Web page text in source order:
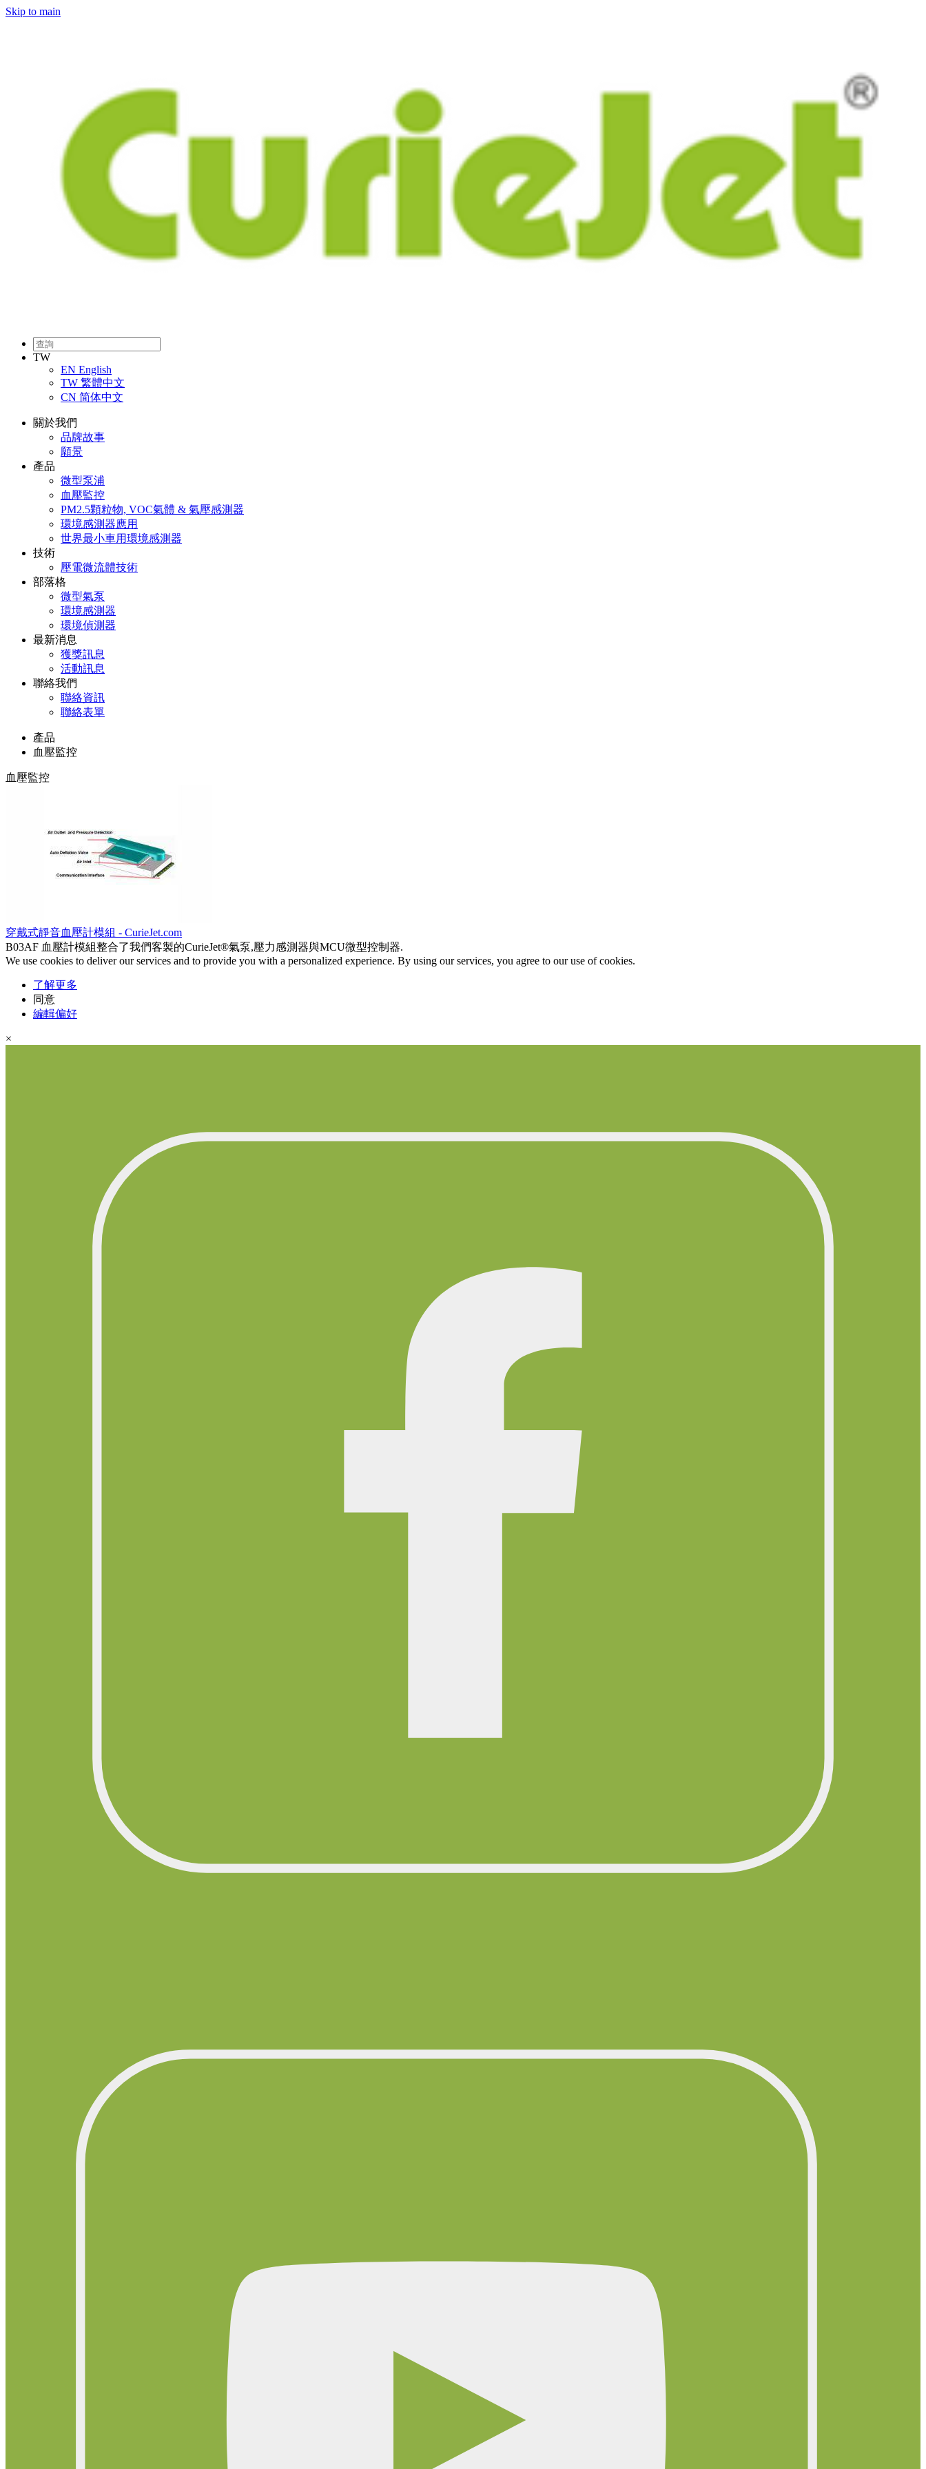
Skip to main
TW
EN English
TW 繁體中文
CN 简体中文
關於我們
品牌故事
願景
產品
微型泵浦
血壓監控
PM2.5顆粒物, VOC氣體 & 氣壓感測器
環境感測器應用
世界最小車用環境感測器
技術
壓電微流體技術
部落格
微型氣泵
環境感測器
環境偵測器
最新消息
獲獎訊息
活動訊息
聯絡我們
聯絡資訊
聯絡表單
產品
血壓監控
血壓監控
穿戴式靜音血壓計模組 - CurieJet.com
B03AF 血壓計模組整合了我們客製的CurieJet®氣泵,壓力感測器與MCU微型控制器.
We use cookies to deliver our services and to provide you with a personalized experience. By using our services, you agree to our use of cookies.
了解更多
同意
編輯偏好
×